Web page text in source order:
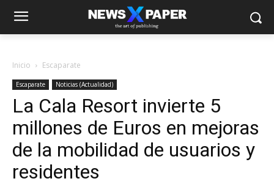
Inicio Escaparate
Escaparate Noticias (Actualidad)
La Cala Resort invierte 5
millones de Euros en mejoras
de la mobilidad de usuarios y
residentes